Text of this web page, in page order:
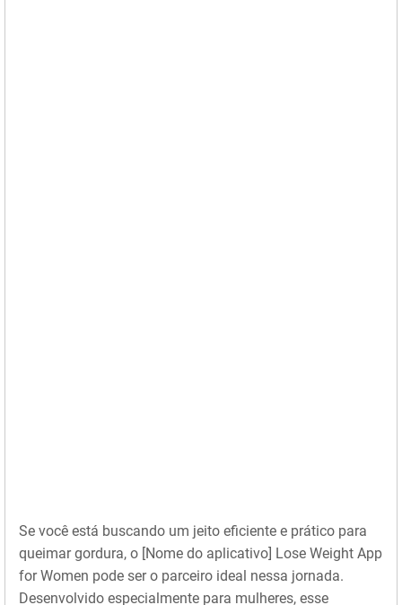
Se você está buscando um jeito eficiente e prático para
queimar gordura, o [Nome do aplicativo] Lose Weight App
for Women pode ser o parceiro ideal nessa jornada.
Desenvolvido especialmente para mulheres, esse